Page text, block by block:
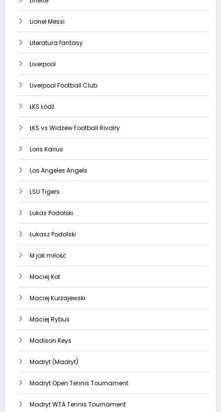
Lionel Messi
Literatura fantasy
Liverpool
Liverpool Football Club
ŁKS Łódź
ŁKS vs Widzew Football Rivalry
Loris Karius
Los Angeles Angels
LSU Tigers
Lukas Podolski
Łukasz Podolski
M jak miłość
Maciej Kot
Maciej Kurzajewski
Maciej Rybus
Madison Keys
Madryt (Madryt)
Madryt Open Tennis Tournament
Madryt WTA Tennis Tournament